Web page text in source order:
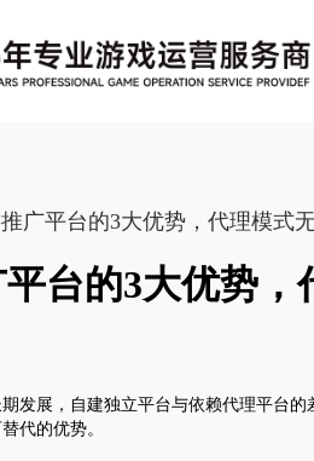
聚合版联运系统
豪华配置，功能强大
PC官网
游戏社区化运营，新版强势来袭
手游代
页游代
加盟)
游戏直播系统
观看流畅，高清画质
游戏开播助手
广平台的3大优势，代理模式
台的3大优势，
发展，自建独立平台与依赖代理平台
代的优势。